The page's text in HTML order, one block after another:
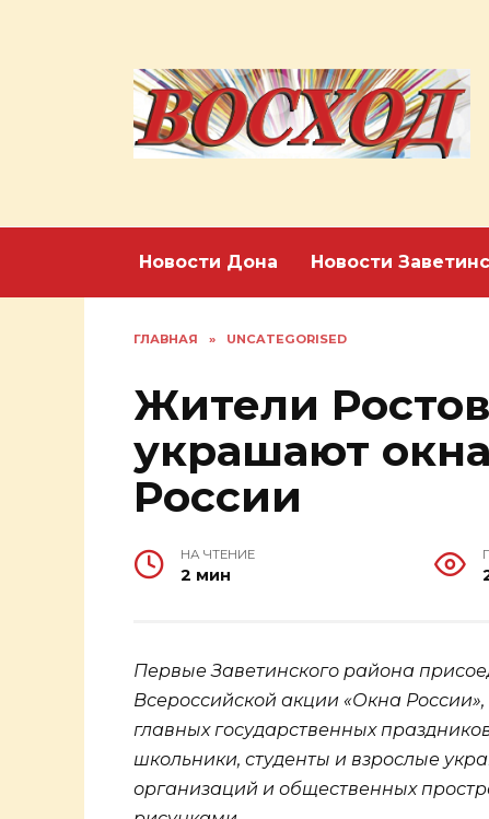
Новости Дона Новости
ГЛАВНАЯ » UNCATEGORISED
Жители
украшают
России
НА ЧТЕНИЕ
2 мин
Первые Заветинского района
Всероссийской акции «Окна
главных государственных
школьники, студенты и взрослые
организаций и общественных